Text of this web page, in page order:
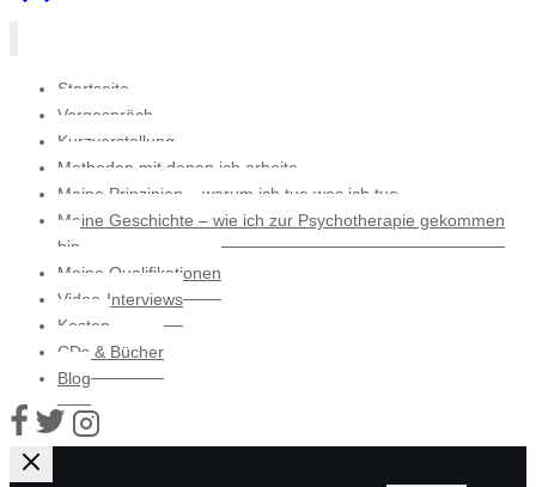
Startseite
Vorgespräch
Kurzvorstellung
Methoden mit denen ich arbeite
Meine Prinzipien – warum ich tue was ich tue
Meine Geschichte – wie ich zur Psychotherapie gekommen
bin
Meine Qualifikationen
Video-Interviews
Kosten
CDs & Bücher
Blog